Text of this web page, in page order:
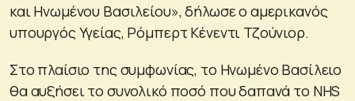
και Ηνωμένου Βασιλείου», δήλωσε ο αμερικανός
υπουργός Υγείας, Ρόμπερτ Κένεντι Τζούνιορ.
Στο πλαίσιο της συμφωνίας, το Ηνωμένο Βασίλειο
θα αυξήσει το συνολικό ποσό που δαπανά το NHS